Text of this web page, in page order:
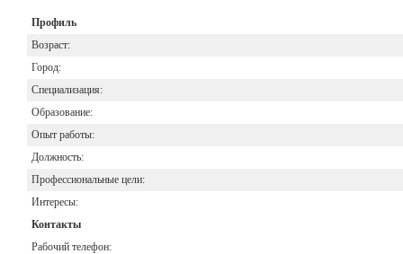
Профиль
Возраст:
Город:
Специализация:
Образование:
Опыт работы:
Должность:
Профессиональные цели:
Интересы:
Контакты
Рабочий телефон: